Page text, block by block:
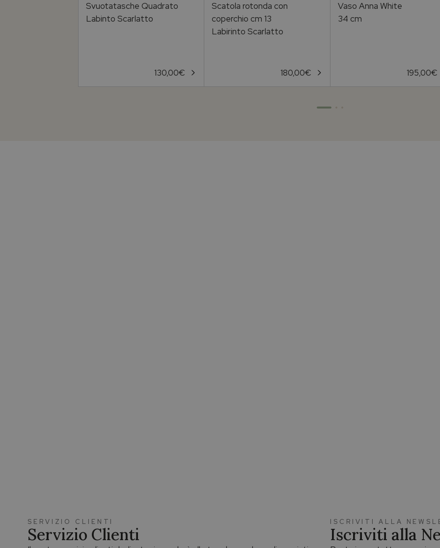
Svuotatasche Quadrato
Labinto Scarlatto
130,00€
Scatola rotonda con
coperchio cm 13
Labirinto Scarlatto
180,00€
Vaso Anna White
34 cm
195,00€
SERVIZIO CLIENTI
Servizio Clienti
ISCRIVITI ALLA
Iscriviti alla